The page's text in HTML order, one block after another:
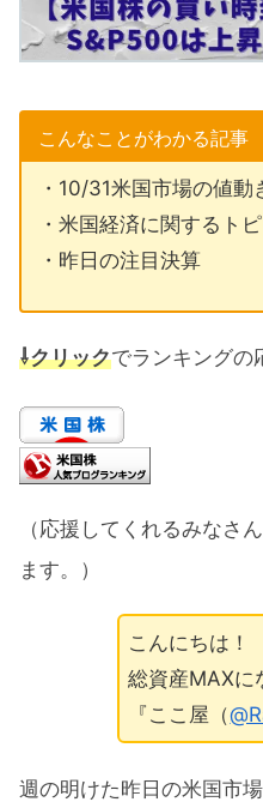
こんなことがわかる記事
・10/31米国市場の値動
・米国経済に関するト
・昨日の注目決算
⇩クリックでランキングの
（応援してくれるみなさ
ます。）
こんにちは！
総資産MAXに
『ここ屋（
週の明けた昨日の米国市